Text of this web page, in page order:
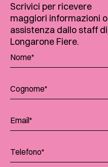
Scrivici per ricevere
maggiori informazioni o
assistenza dallo staff di
Longarone Fiere.